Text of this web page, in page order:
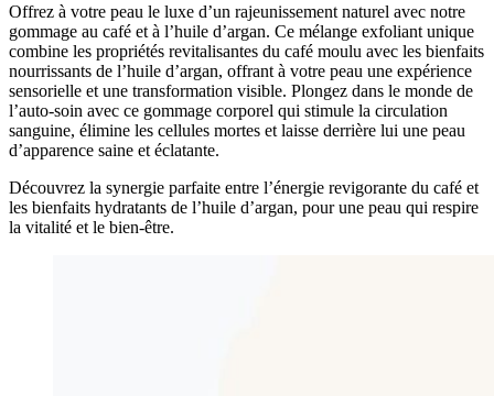
Offrez à votre peau le luxe d’un rajeunissement naturel avec notre
gommage au café et à l’huile d’argan. Ce mélange exfoliant unique
combine les propriétés revitalisantes du café moulu avec les bienfaits
nourrissants de l’huile d’argan, offrant à votre peau une expérience
sensorielle et une transformation visible. Plongez dans le monde de
l’auto-soin avec ce gommage corporel qui stimule la circulation
sanguine, élimine les cellules mortes et laisse derrière lui une peau
d’apparence saine et éclatante.
Découvrez la synergie parfaite entre l’énergie revigorante du café et
les bienfaits hydratants de l’huile d’argan, pour une peau qui respire
la vitalité et le bien-être.